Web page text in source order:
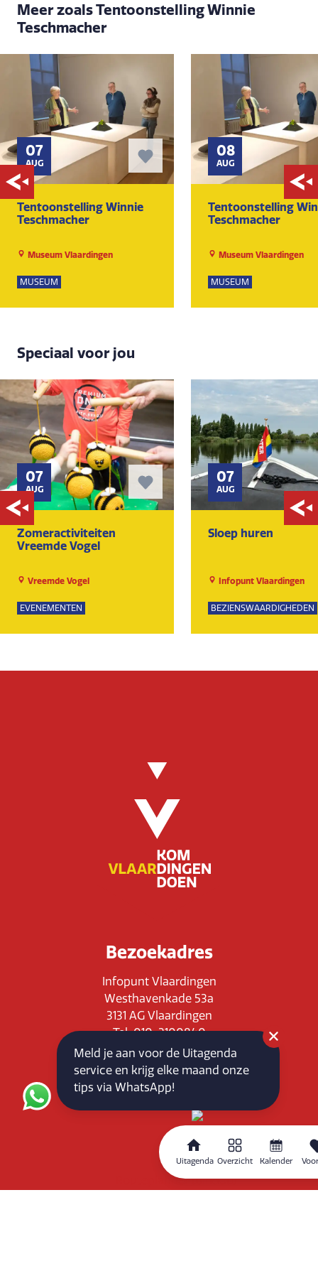
Uitagenda Overzicht Kalender
Meer zoals Tentoonstelling Winnie
Teschmacher
07
AUG
Tentoonstelling Winnie
Teschmacher
Museum Vlaardingen
MUSEUM
08
AUG
Tentoonstelling
Teschmacher
Museum Vlaardingen
MUSEUM
Speciaal voor jou
07
AUG
Zomeractiviteiten
Vreemde Vogel
Vreemde Vogel
EVENEMENTEN
07
AUG
Sloep huren
Infopunt Vlaardingen
BEZIENSWAARDIGHEDEN
Bezoekadres
Infopunt Vlaardingen
Westhavenkade 53a
3131 AG Vlaardingen
Tel: 010-3100840
E-mail: info@vlaardingenpartners.nl
KvK: 71555544
BTW : NL858760939B01
Routeplanner
Meld je aan voor de Uitagenda
service en krijg elke maand onze
tips via WhatsApp!